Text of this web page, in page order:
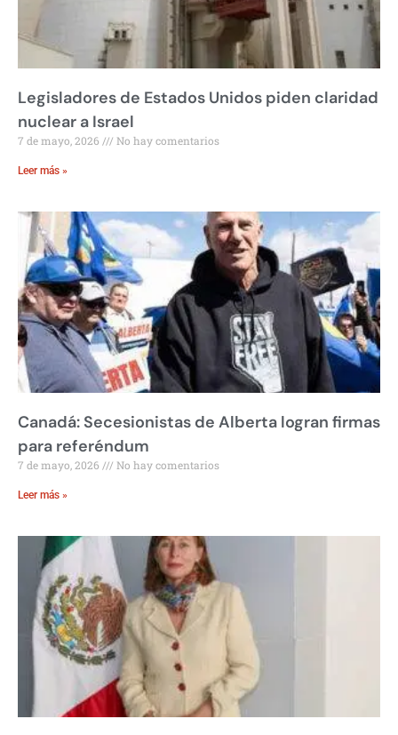
Legisladores de Estados Unidos piden claridad
nuclear a Israel
7 de mayo, 2026 No hay comentarios
Leer más »
Canadá: Secesionistas de Alberta logran firmas
para referéndum
7 de mayo, 2026 No hay comentarios
Leer más »